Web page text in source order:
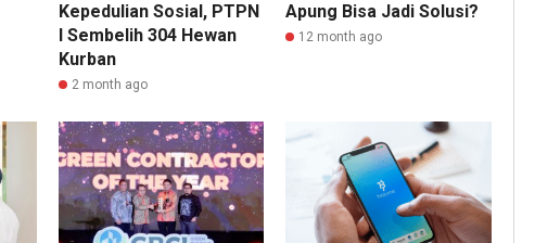
Kepedulian Sosial, PTPN
I Sembelih 304 Hewan
Kurban
2 month ago
Apung Bisa Jadi Solusi?
12 month ago